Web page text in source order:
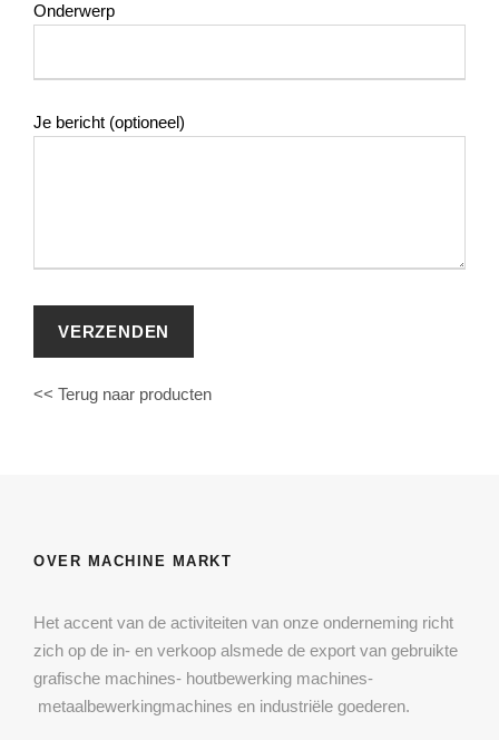
Onderwerp
Je bericht (optioneel)
<< Terug naar producten
OVER MACHINE MARKT
Het accent van de activiteiten van onze onderneming richt
zich op de in- en verkoop alsmede de export van gebruikte
grafische machines- houtbewerking machines-
metaalbewerkingmachines en industriële goederen.